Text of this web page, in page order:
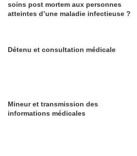
soins post mortem aux personnes
atteintes d’une maladie infectieuse ?
Détenu et consultation médicale
Mineur et transmission des
informations médicales